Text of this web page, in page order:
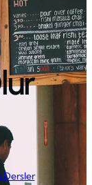
Dersler